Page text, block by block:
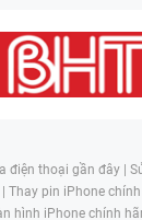
điện thoại gần đây |
Thay pin iPhone
hình iPhone chính